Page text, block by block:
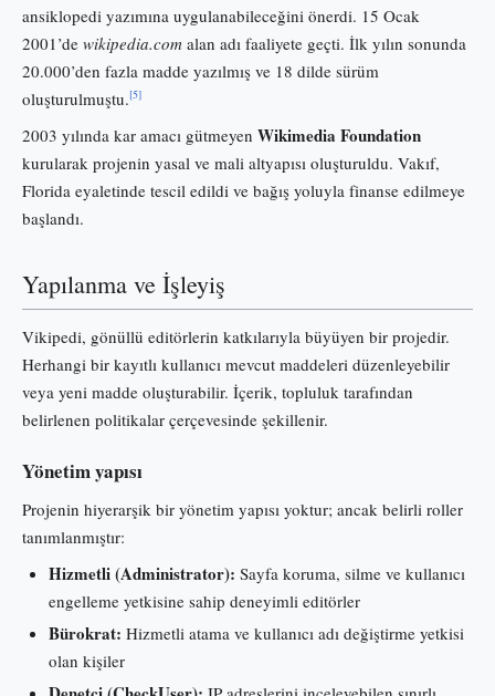
ansiklopedi yazımına uygulanabileceğini önerdi. 15 Ocak
2001’de wikipedia.com alan adı faaliyete geçti. İlk yılın sonunda
20.000’den fazla madde yazılmış ve 18 dilde sürüm
oluşturulmuştu.[5]
2003 yılında kar amacı gütmeyen Wikimedia Foundation
kurularak projenin yasal ve mali altyapısı oluşturuldu. Vakıf,
Florida eyaletinde tescil edildi ve bağış yoluyla finanse edilmeye
başlandı.
Yapılanma ve İşleyiş
Vikipedi, gönüllü editörlerin katkılarıyla büyüyen bir projedir.
Herhangi bir kayıtlı kullanıcı mevcut maddeleri düzenleyebilir
veya yeni madde oluşturabilir. İçerik, topluluk tarafından
belirlenen politikalar çerçevesinde şekillenir.
Yönetim yapısı
Projenin hiyerarşik bir yönetim yapısı yoktur; ancak belirli roller
tanımlanmıştır:
Hizmetli (Administrator): Sayfa koruma, silme ve kullanıcı
engelleme yetkisine sahip deneyimli editörler
Bürokrat: Hizmetli atama ve kullanıcı adı değiştirme yetkisi
olan kişiler